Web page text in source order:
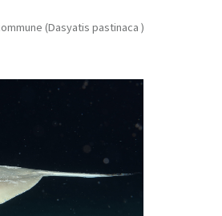
(Dasyatis pastinaca )